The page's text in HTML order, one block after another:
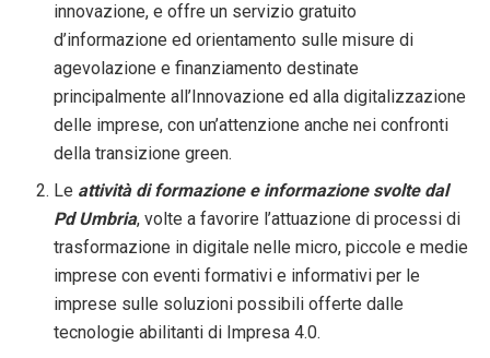
innovazione, e offre un servizio gratuito
d’informazione ed orientamento sulle misure di
agevolazione e finanziamento destinate
principalmente all’Innovazione ed alla digitalizzazione
delle imprese, con un’attenzione anche nei confronti
della transizione green.
Le attività di formazione e informazione svolte dal
Pd Umbria, volte a favorire l’attuazione di processi di
trasformazione in digitale nelle micro, piccole e medie
imprese con eventi formativi e informativi per le
imprese sulle soluzioni possibili offerte dalle
tecnologie abilitanti di Impresa 4.0.